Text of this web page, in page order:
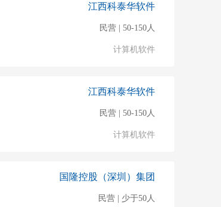
江西科泰华软件
民营 | 50-150人
计算机软件
江西科泰华软件
民营 | 50-150人
计算机软件
国隆控股（深圳）集团
民营 | 少于50人